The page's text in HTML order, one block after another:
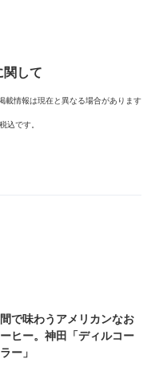
して
情報は現在と異なる場合があります
込です。
で味わうアメリカンなお
ヒー。神田「ディルコー
ー」